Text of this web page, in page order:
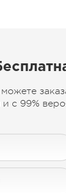
с 99%